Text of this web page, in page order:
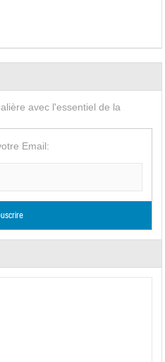
avec l'essentiel de la
Email: